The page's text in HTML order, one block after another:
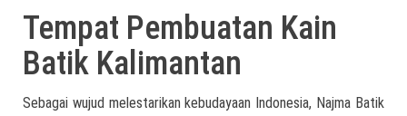
Tempat Pembuatan Kain
Batik Kalimantan
Sebagai wujud melestarikan kebudayaan Indonesia, Najma Batik